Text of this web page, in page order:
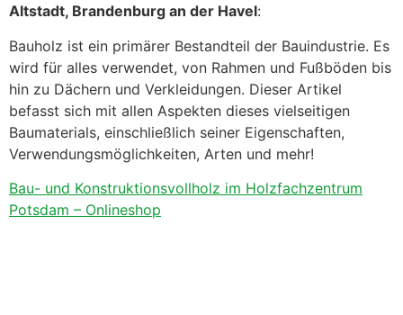
Altstadt, Brandenburg an der Havel:
Bauholz ist ein primärer Bestandteil der Bauindustrie. Es
wird für alles verwendet, von Rahmen und Fußböden bis
hin zu Dächern und Verkleidungen. Dieser Artikel
befasst sich mit allen Aspekten dieses vielseitigen
Baumaterials, einschließlich seiner Eigenschaften,
Verwendungsmöglichkeiten, Arten und mehr!
Bau- und Konstruktionsvollholz im Holzfachzentrum
Potsdam – Onlineshop